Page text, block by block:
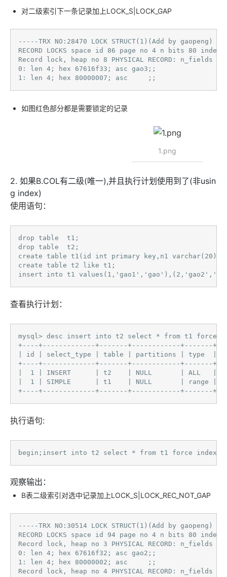
对二级索引下一条记录加上LOCK_S|LOCK_GAP
-----TRX NO:28470 LOCK STRUCT(1)(Add by gaopeng)
RECORD LOCKS space id 86 page no 4 n bits 80
Record lock, heap no 8 PHYSICAL RECORD:
0: len 4; hex 67616f33; asc gao3;;
1: len 4; hex 80000007; asc     ;;
如图红色部分都是需要锁定的记录
1.png
2. 如果B.COL有二级(唯一),并且执行计划使用到了(非usin
g index)
使用语句：
drop table  t1;
drop table  t2;
create table t1(id int primary key,n1
create table t2 like t1;
insert into t1
查看执行计划：
mysql> desc insert into t2 select * from t1 force
+----+-------------+-------+------------+-------
| id | select_type | table | partitions | type
+----+-------------+-------+------------+-------
|  1 | INSERT      | t2    | NULL       | ALL   |
|  1 | SIMPLE      | t1    | NULL       | range |
+----+-------------+-------+------------+-------
执行语句:
begin;insert into t2 select * from t1 force
观察输出：
B表二级索引对选中记录加上LOCK_S|LOCK_REC_NOT_GAP
-----TRX NO:30514 LOCK STRUCT(1)(Add by gaopeng)
RECORD LOCKS space id 94 page no 4 n bits 80
Record lock, heap no 3 PHYSICAL RECORD:
0: len 4; hex 67616f32; asc gao2;;
1: len 4; hex 80000002; asc     ;;
Record lock, heap no 4 PHYSICAL RECORD: